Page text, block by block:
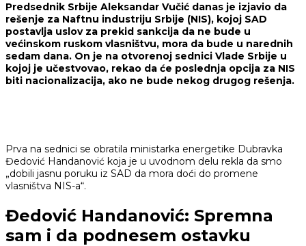
Predsednik Srbije Aleksandar Vučić danas je izjavio da
rešenje za Naftnu industriju Srbije (NIS), kojoj SAD
postavlja uslov za prekid sankcija da ne bude u
većinskom ruskom vlasništvu, mora da bude u narednih
sedam dana. On je na otvorenoj sednici Vlade Srbije u
kojoj je učestvovao, rekao da će poslednja opcija za NIS
biti nacionalizacija, ako ne bude nekog drugog rešenja.
Prva na sednici se obratila ministarka energetike Dubravka
Đedović Handanović koja je u uvodnom delu rekla da smo
„dobili jasnu poruku iz SAD da mora doći do promene
vlasništva NIS-a“.
Đedović Handanović: Spremna
sam i da podnesem ostavku